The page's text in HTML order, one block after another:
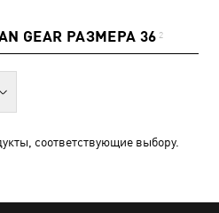
GEAR РАЗМЕРА 36 2
соответствующие выбору.